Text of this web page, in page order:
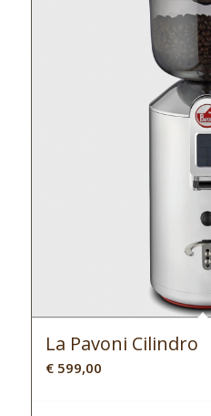
La Pavoni Cilindro
€599,00